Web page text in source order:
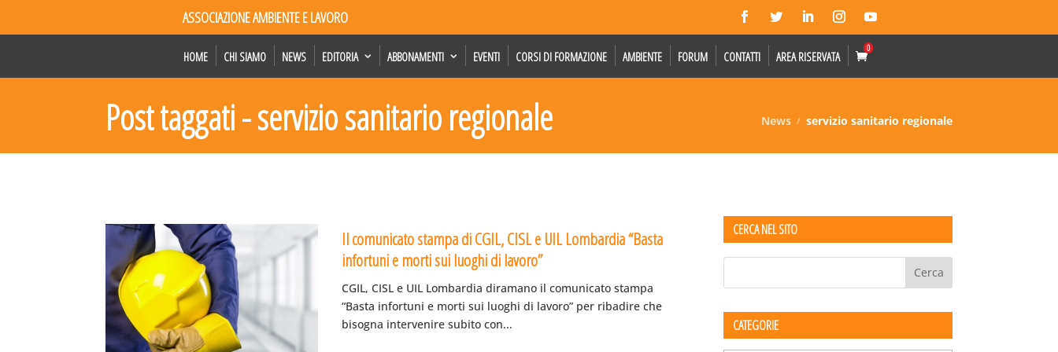
ASSOCIAZIONE AMBIENTE E LAVORO
HOME CHI SIAMO NEWS EDITORIA ABBONAMENTI EVENTI CORSI DI FORMAZIONE AMBIENTE FORUM CONTATTI AREA RISERVATA
0
Post taggati - servizio sanitario regionale News servizio sanitario regionale
Il comunicato stampa di CGIL, CISL e UIL Lombardia “Basta
infortuni e morti sui luoghi di lavoro”
CGIL, CISL e UIL Lombardia diramano il comunicato stampa
“Basta infortuni e morti sui luoghi di lavoro” per ribadire che
bisogna intervenire subito con...
CERCA NEL SITO
CATEGORIE